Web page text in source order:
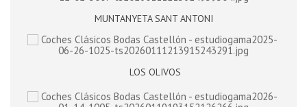
MUNTANYETA SANT ANTONI
LOS OLIVOS